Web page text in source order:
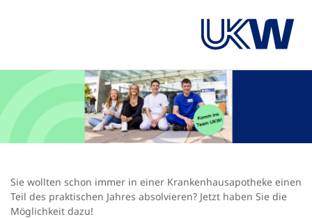
Sie wollten schon immer in einer Krankenhausapotheke einen
Teil des praktischen Jahres absolvieren? Jetzt haben Sie die
Möglichkeit dazu!